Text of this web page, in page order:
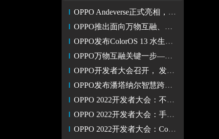
OPPO Andeverse正式亮相，打造虚实世界的“连接器”
OPPO推出面向万物互融、以人为中心的智慧跨端系统潘塔纳尔
OPPO发布ColorOS 13 水生设计色彩更加自然有活力
OPPO万物互融关键一步——潘塔纳尔：让设备无界 使服务直达
OPPO开发者大会召开， 发布ColorOS 13和智慧跨端系统潘塔纳尔
OPPO发布潘塔纳尔智慧跨端系统 打造开放融合生态
OPPO 2022开发者大会：不限手机品牌与车型！OPPO车机互联
OPPO 2022开发者大会：手机贴近测心率 联合高校预防心血管疾病
OPPO 2022开发者大会：ColorOS 13 更好用好看